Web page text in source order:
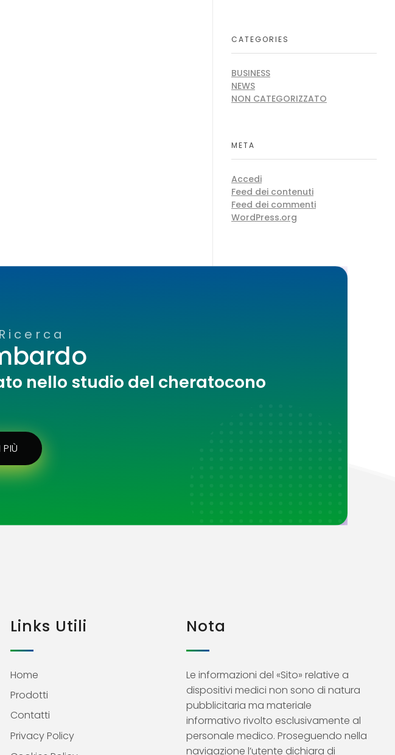
CATEGORIES
BUSINESS
NEWS
NON CATEGORIZZATO
META
Accedi
Feed dei contenuti
Feed dei commenti
WordPress.org
nello studio del cheratocono
Links Utili
Home
Prodotti
Contatti
Privacy Policy
Nota
Le informazioni del «Sito» relative a
dispositivi medici non sono di natura
pubblicitaria ma materiale
informativo rivolto esclusivamente al
personale medico. Proseguendo nella
navigazione l’utente dichiara di